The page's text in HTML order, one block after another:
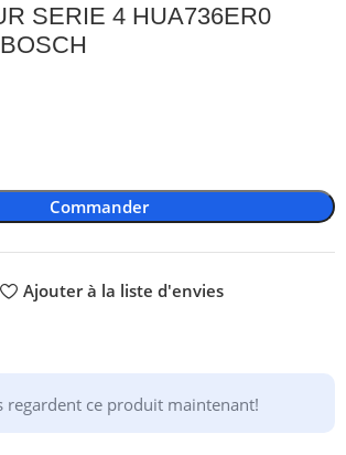
SERIE 4 HUA736ER0
Commander
Ajouter à la liste d'envies
regardent ce produit maintenant!